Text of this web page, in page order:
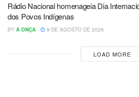
Rádio Nacional homenageia Dia
dos Povos Indígenas
BY A ONÇA 9 DE AGOSTO DE 2026
LOAD MORE